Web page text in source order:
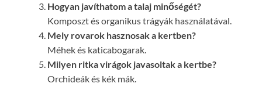
Hogyan javíthatom a talaj minőségét?
Komposzt és organikus trágyák használatával.
Mely rovarok hasznosak a kertben?
Méhek és katicabogarak.
Milyen ritka virágok javasoltak a kertbe?
Orchideák és kék mák.